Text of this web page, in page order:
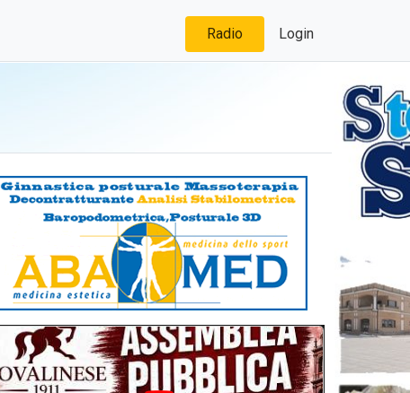
Radio Login